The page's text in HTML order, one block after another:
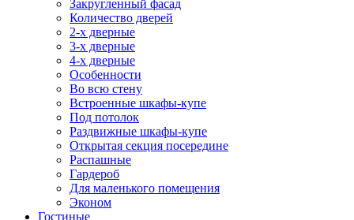
Закругленный фасад
Количество дверей
2-х дверные
3-х дверные
4-х дверные
Особенности
Во всю стену
Встроенные шкафы-купе
Под потолок
Раздвижные шкафы-купе
Открытая секция посередине
Распашные
Гардероб
Для маленького помещения
Эконом
Гостиные